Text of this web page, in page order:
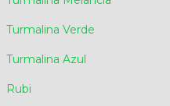
Turmalina Verde
Turmalina Azul
Rubi